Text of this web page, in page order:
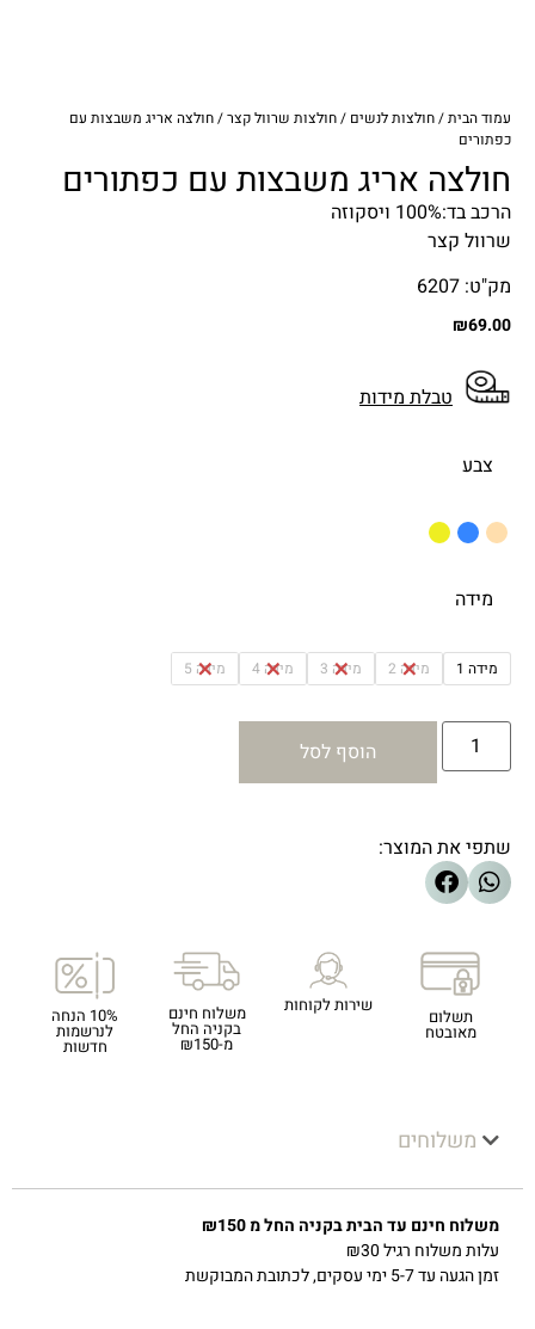
עמוד הבית/חולצות לנשים /חולצות שרוול קצר/ חולצה אריג משבצות עם
כפתורים
חולצה אריג משבצות עם כפתורים
הרכב בד:100% ויסקוזה
שרוול קצר
מק"ט: 6207
₪69.00
טבלת מידות
צבע
מידה
מידה 1 מידה 2 מידה 3 מידה 4 מידה 5
הוסף לסל
שתפי את המוצר:
תשלום
מאובטח
שירות לקוחות משלוח חינם
בקניה החל
מ-₪150
10% הנחה
לנרשמות
חדשות
משלוחים
משלוח חינם עד הבית בקניה החל מ ₪150
עלות משלוח רגיל ₪30
זמן הגעה עד 5-7 ימי עסקים, לכתובת המבוקשת